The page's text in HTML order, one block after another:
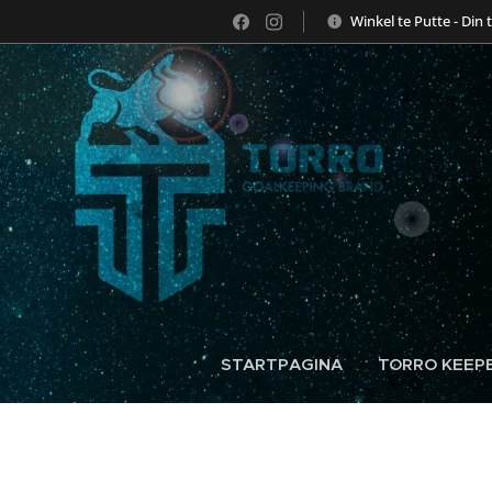
Winkel te Putte - Din
STARTPAGINA TORRO